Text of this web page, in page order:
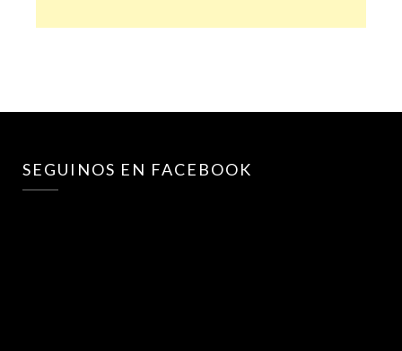
SEGUINOS EN FACEBOOK